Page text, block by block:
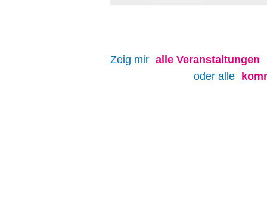
Zeig mir alle Veranstaltungen
oder alle